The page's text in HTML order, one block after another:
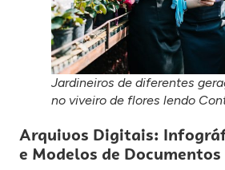
Jardineiros de diferentes
no viveiro de flores lendo
Arquivos Digitais:
e Modelos de Documentos